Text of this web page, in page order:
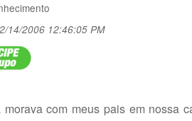
14/2006 12:46:05 PM
morava com meus pais em nossa